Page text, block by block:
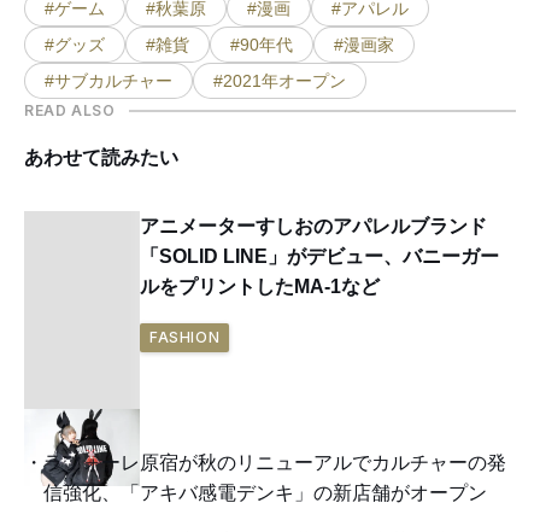
#ゲーム #秋葉原 #漫画
#アパレル
#グッズ
#雑貨 #90年代
#漫画家
#サブカルチャー
#2021年オープン
READ ALSO
あわせて読みたい
アニメーターすしおのアパレルブランド
「SOLID LINE」がデビュー、バニーガー
ルをプリントしたMA-1など
FASHION
ラフォーレ原宿が秋のリニューアルでカルチャーの発
信強化、「アキバ感電デンキ」の新店舗がオープン